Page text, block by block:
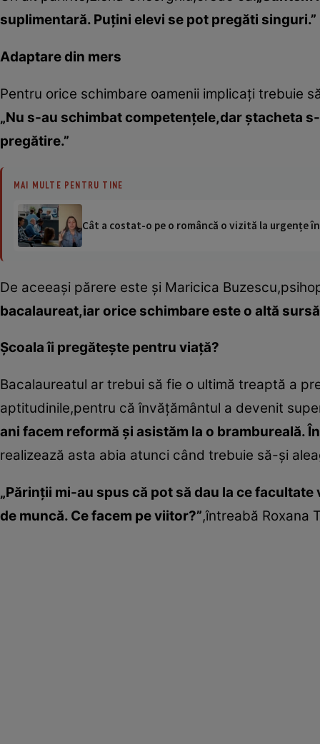
suplimentară. Puţini elevi se pot pregăti singuri.”
Adaptare din mers
Pentru orice schimbare oamenii implicaţi trebuie
„Nu s-au schimbat competenţele,dar ştacheta
pregătire.”
MAI MULTE PENTRU TINE
Cât a costat-o pe o româncă o vizită la urgențe
De aceeaşi părere este şi Maricica
bacalaureat,iar orice schimbare este o altă
Şcoala îi pregăteşte pentru viaţă?
Bacalaureatul ar trebui să fie o ultimă treaptă a
aptitudinile,pentru că învăţământul a devenit
ani facem reformă şi asistăm la o brambureală.
realizează asta abia atunci când trebuie să-şi
„Părinţii mi-au spus că pot să dau la ce
de muncă. Ce facem pe viitor?”,întreabă Roxana